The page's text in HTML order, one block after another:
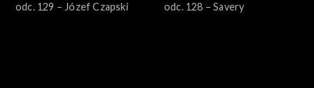
odc. 129 − Józef Czapski
odc. 128 − Savery